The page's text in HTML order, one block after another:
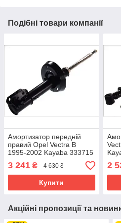
Подібні товари компанії
Амортизатор передній
правий Opel Vectra B
1995-2002 Kayaba 333715
3 241 ₴ 4 630 ₴
Купити
2
Акційні пропозиції та